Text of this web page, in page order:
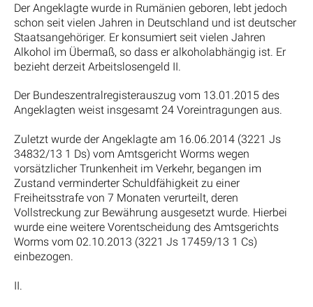
Der Angeklagte wurde in Rumänien geboren, lebt jedoch
schon seit vielen Jahren in Deutschland und ist deutscher
Staatsangehöriger. Er konsumiert seit vielen Jahren
Alkohol im Übermaß, so dass er alkoholabhängig ist. Er
bezieht derzeit Arbeitslosengeld II.
Der Bundeszentralregisterauszug vom 13.01.2015 des
Angeklagten weist insgesamt 24 Voreintragungen aus.
Zuletzt wurde der Angeklagte am 16.06.2014 (3221 Js
34832/13 1 Ds) vom Amtsgericht Worms wegen
vorsätzlicher Trunkenheit im Verkehr, begangen im
Zustand verminderter Schuldfähigkeit zu einer
Freiheitsstrafe von 7 Monaten verurteilt, deren
Vollstreckung zur Bewährung ausgesetzt wurde. Hierbei
wurde eine weitere Vorentscheidung des Amtsgerichts
Worms vom 02.10.2013 (3221 Js 17459/13 1 Cs)
einbezogen.
II.